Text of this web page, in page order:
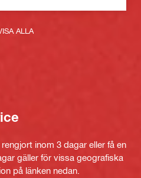
ALLA
inom 3 dagar eller få en
gäller för vissa geografiska
på länken nedan.